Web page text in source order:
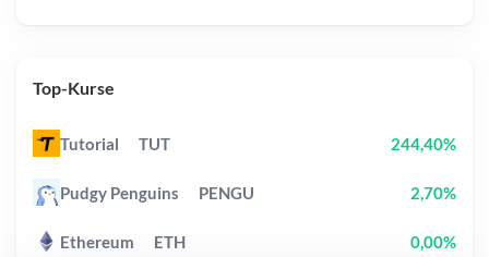
Top-Kurse
Tutorial TUT 244,40%
Pudgy Penguins PENGU 2,70%
Ethereum ETH 0,00%